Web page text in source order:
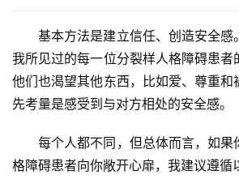
基本方法是建立信任、创造安全感
我所见过的每一位分裂样人格障碍患者
他们也渴望其他东西，比如爱、尊重和
先考量是感受到与对方相处的安全感。
每个人都不同，但总体而言，如果
格障碍患者向你敞开心扉，我建议遵循